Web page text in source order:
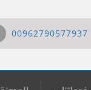
00962790577937